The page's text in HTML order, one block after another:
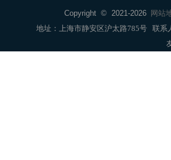
Copyright © 2021-2026 网站
地址：上海市静安区沪太路785号 联